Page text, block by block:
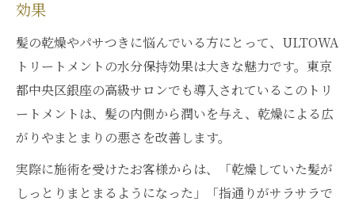
効果
髪の乾燥やパサつきに悩んでいる方にとって、ULTOWA
トリートメントの水分保持効果は大きな魅力です。東京
都中央区銀座の高級サロンでも導入されているこのトリ
ートメントは、髪の内側から潤いを与え、乾燥による広
がりやまとまりの悪さを改善します。
実際に施術を受けたお客様からは、「乾燥していた髪が
しっとりまとまるようになった」「指通りがサラサラで